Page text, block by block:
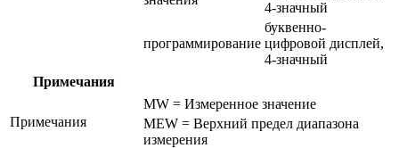
4-значный
программирование
буквенно-
цифровой дисплей,
4-значный
Примечания
Примечания
MW = Измеренное значение
MEW = Верхний предел диапазона
измерения